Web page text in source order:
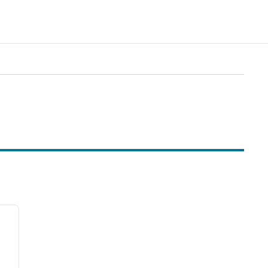
imaginea următoare